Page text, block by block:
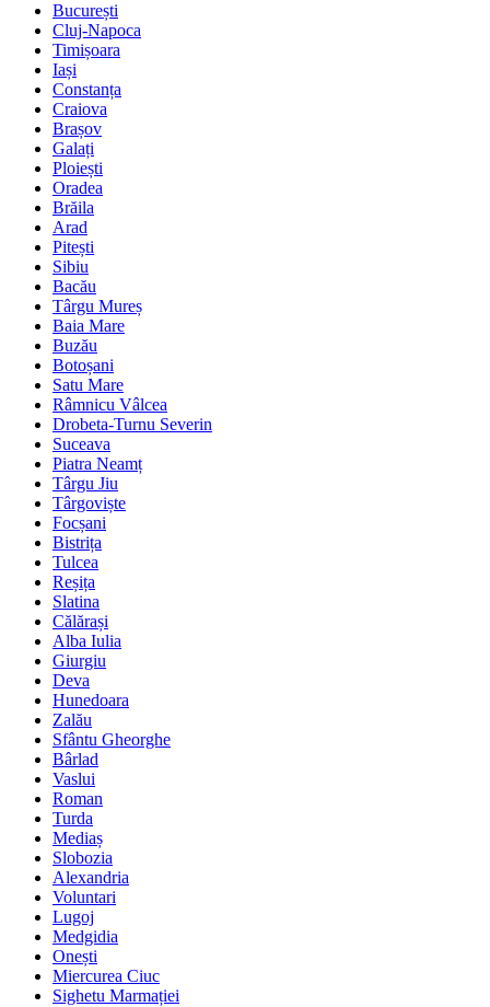
București
Cluj-Napoca
Timișoara
Iași
Constanța
Craiova
Brașov
Galați
Ploiești
Oradea
Brăila
Arad
Pitești
Sibiu
Bacău
Târgu Mureș
Baia Mare
Buzău
Botoșani
Satu Mare
Râmnicu Vâlcea
Drobeta-Turnu Severin
Suceava
Piatra Neamț
Târgu Jiu
Târgoviște
Focșani
Bistrița
Tulcea
Reșița
Slatina
Călărași
Alba Iulia
Giurgiu
Deva
Hunedoara
Zalău
Sfântu Gheorghe
Bârlad
Vaslui
Roman
Turda
Mediaș
Slobozia
Alexandria
Voluntari
Lugoj
Medgidia
Onești
Miercurea Ciuc
Sighetu Marmației